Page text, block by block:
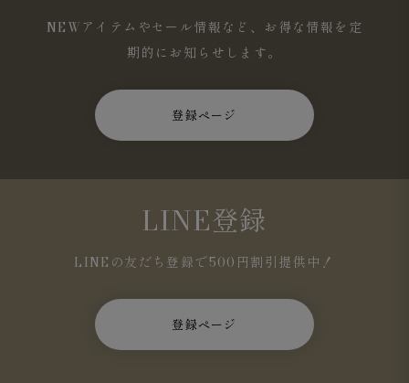
NEWアイテムやセール情報など、お得な情報を定
期的にお知らせします。
登録ページ
LINE登録
LINEの友だち登録で500円割引提供中！
登録ページ